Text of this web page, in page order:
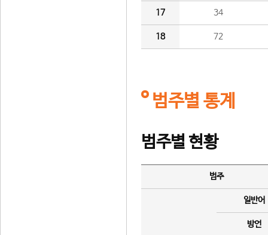
17 34
18 72
범주별 통계
범주별 현황
범주
일반어
방언